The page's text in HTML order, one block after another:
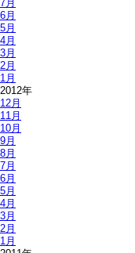
7月
6月
5月
4月
3月
2月
1月
2012年
12月
11月
10月
9月
8月
7月
6月
5月
4月
3月
2月
1月